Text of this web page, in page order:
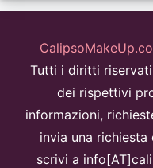
Tutti i diritti
dei rispettivi
informazioni,
invia una
scrivi a